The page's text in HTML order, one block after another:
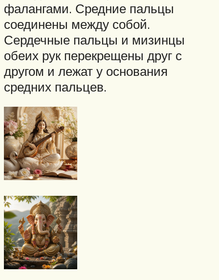
фалангами. Средние пальцы
соединены между собой.
Сердечные пальцы и мизинцы
обеих рук перекрещены друг с
другом и лежат у основания
средних пальцев.